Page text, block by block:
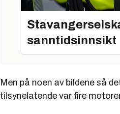
sanntidsinnsikt
Men på noen av bildene så
tilsynelatende var fire